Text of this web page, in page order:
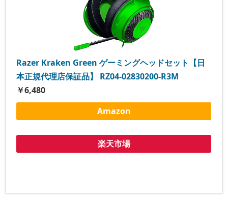
Razer Kraken Green ゲーミングヘッドセット【日
本正規代理店保証品】 RZ04-02830200-R3M
￥6,480
Amazon
楽天市場